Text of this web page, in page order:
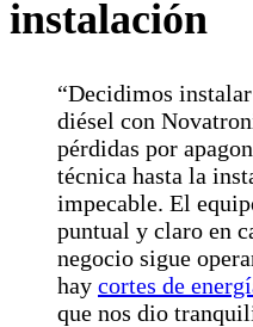
instalación
“Decidimos
diésel con
pérdidas por
técnica hasta la
impecable. El
puntual y claro en
negocio sigue
hay cortes de
que nos dio